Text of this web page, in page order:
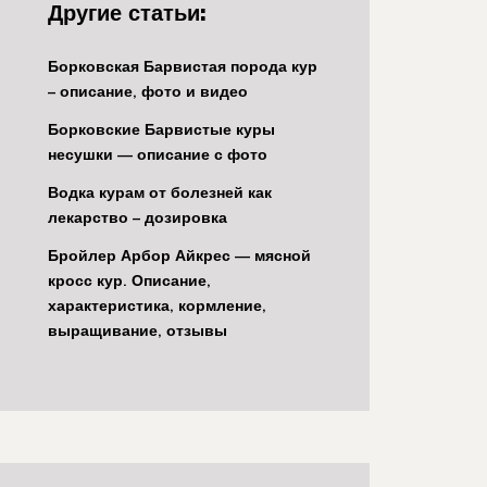
Другие статьи:
Борковская Барвистая порода кур
– описание, фото и видео
Борковские Барвистые куры
несушки — описание с фото
Водка курам от болезней как
лекарство – дозировка
Бройлер Арбор Айкрес — мясной
кросс кур. Описание,
характеристика, кормление,
выращивание, отзывы